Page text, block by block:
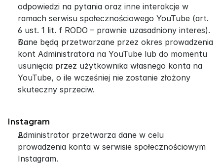
odpowiedzi na pytania oraz inne interakcje w
ramach serwisu społecznościowego YouTube (art.
6 ust. 1 lit. f RODO – prawnie uzasadniony interes).
Dane będą przetwarzane przez okres prowadzenia
kont Administratora na YouTube lub do momentu
usunięcia przez użytkownika własnego konta na
YouTube, o ile wcześniej nie zostanie złożony
skuteczny sprzeciw.
Instagram
Administrator przetwarza dane w celu
prowadzenia konta w serwisie społecznościowym
Instagram.